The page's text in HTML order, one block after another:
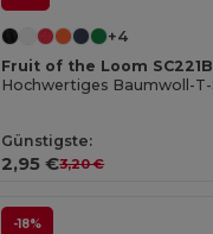
+4
Fruit of the Loom SC221B
Günstigste:
2,95 €3,20 €
-18%